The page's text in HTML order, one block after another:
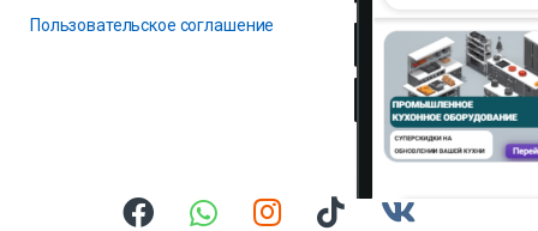
Пользовательское соглашение